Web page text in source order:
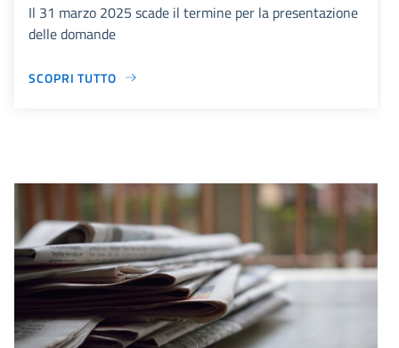
Il 31 marzo 2025 scade il termine per la presentazione
delle domande
SCOPRI TUTTO